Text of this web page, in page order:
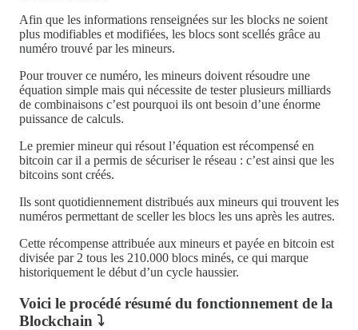
Afin que les informations renseignées sur les blocks ne soient
plus modifiables et modifiées, les blocs sont scellés grâce au
numéro trouvé par les mineurs.
Pour trouver ce numéro, les mineurs doivent résoudre une
équation simple mais qui nécessite de tester plusieurs milliards
de combinaisons c’est pourquoi ils ont besoin d’une énorme
puissance de calculs.
Le premier mineur qui résout l’équation est récompensé en
bitcoin car il a permis de sécuriser le réseau : c’est ainsi que les
bitcoins sont créés.
Ils sont quotidiennement distribués aux mineurs qui trouvent les
numéros permettant de sceller les blocs les uns après les autres.
Cette récompense attribuée aux mineurs et payée en bitcoin est
divisée par 2 tous les 210.000 blocs minés, ce qui marque
historiquement le début d’un cycle haussier.
Voici le procédé résumé du fonctionnement de la
Blockchain ⤵️